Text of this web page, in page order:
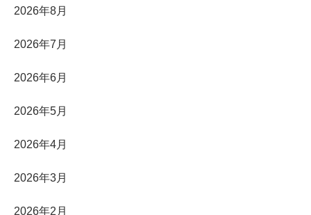
2026年8月
2026年7月
2026年6月
2026年5月
2026年4月
2026年3月
2026年2月